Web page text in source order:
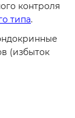
контроля
типа.
(избыток